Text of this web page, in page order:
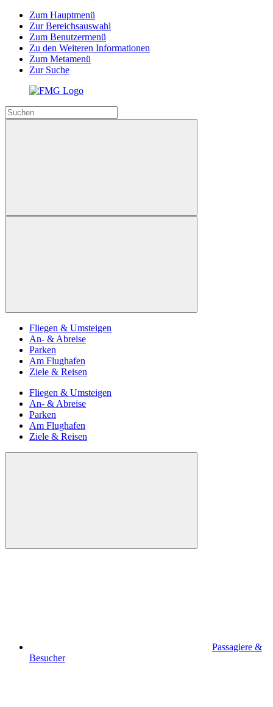
Zum Hauptmenü
Zur Bereichsauswahl
Zum Benutzermenü
Zu den Weiteren Informationen
Zum Metamenü
Zur Suche
Fliegen & Umsteigen
An- & Abreise
Parken
Am Flughafen
Ziele & Reisen
Fliegen & Umsteigen
An- & Abreise
Parken
Am Flughafen
Ziele & Reisen
Passagiere &
Besucher